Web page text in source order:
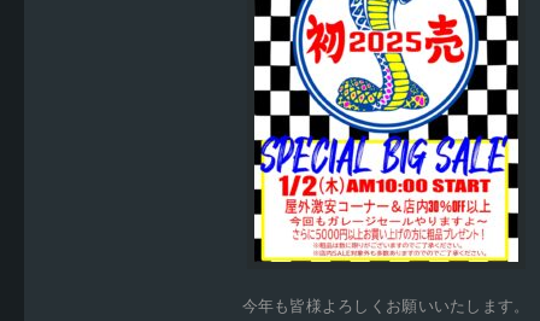
今年も皆様よろしくお願いいたします。